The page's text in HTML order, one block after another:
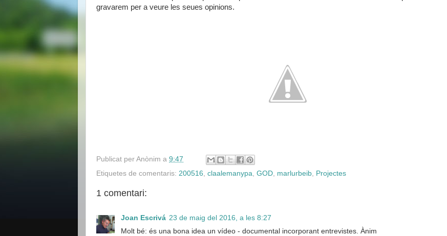
gravarem per a veure les seues opinions.
Publicat per Anònim a 9:47
Etiquetes de comentaris: 200516 claalemanypa GOD marlurbeib Projectes
1 comentari:
Joan Escrivá 23 de maig del 2016, a les 8:27
Molt bé: és una bona idea un vídeo - documental incorporant entrevistes. Ànim